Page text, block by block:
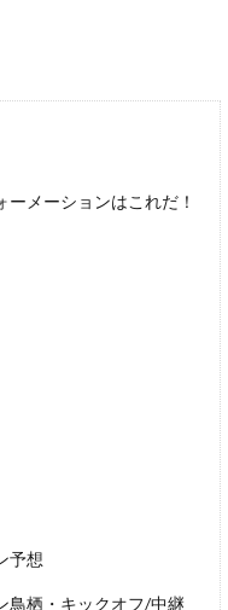
メーションはこれだ！
予想
鳥栖・キックオフ/中継